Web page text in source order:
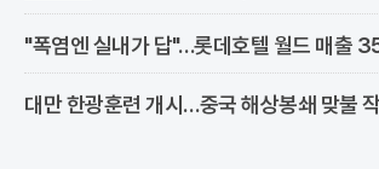
"폭염엔 실내가 답"…롯데호텔 월드 매출
대만 한광훈련 개시…중국 해상봉쇄 맞불